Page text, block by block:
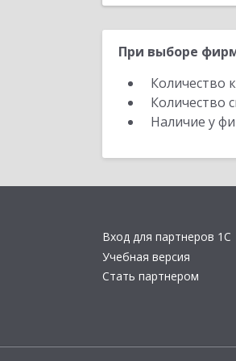
При выборе
Количество
Количество
Наличие у
Вход для партнеров 1С
Учебная версия
Стать партнером